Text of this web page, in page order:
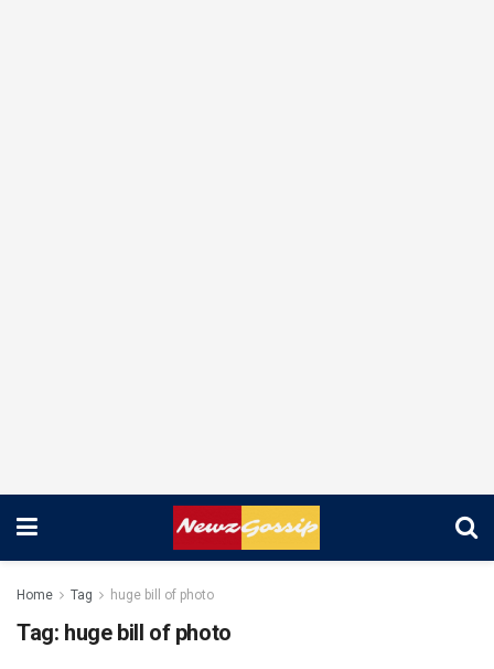
Home Tag huge bill of photo
Tag: huge bill of photo